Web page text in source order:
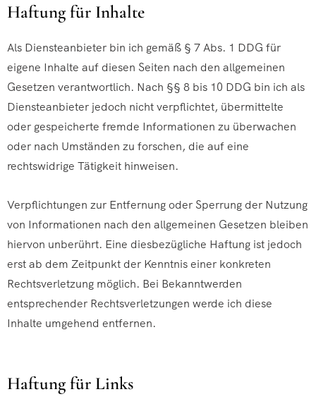
Haftung für Inhalte
Als Diensteanbieter bin ich gemäß § 7 Abs. 1 DDG für
eigene Inhalte auf diesen Seiten nach den allgemeinen
Gesetzen verantwortlich. Nach §§ 8 bis 10 DDG bin ich als
Diensteanbieter jedoch nicht verpflichtet, übermittelte
oder gespeicherte fremde Informationen zu überwachen
oder nach Umständen zu forschen, die auf eine
rechtswidrige Tätigkeit hinweisen.
Verpflichtungen zur Entfernung oder Sperrung der Nutzung
von Informationen nach den allgemeinen Gesetzen bleiben
hiervon unberührt. Eine diesbezügliche Haftung ist jedoch
erst ab dem Zeitpunkt der Kenntnis einer konkreten
Rechtsverletzung möglich. Bei Bekanntwerden
entsprechender Rechtsverletzungen werde ich diese
Inhalte umgehend entfernen.
Haftung für Links